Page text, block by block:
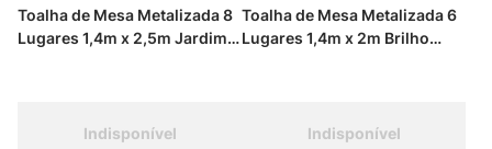
Toalha de Mesa Metalizada 8
Lugares 1,4m x 2,5m Jardim
Indisponível
Toalha de Mesa Metalizada 6
Lugares 1,4m x 2m Brilho
Indisponível